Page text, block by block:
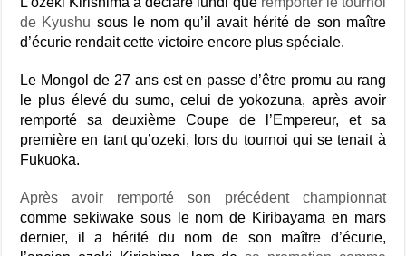
de Kyushu sous le nom qu’il avait hérité de son maître
d’écurie rendait cette victoire encore plus spéciale.
Le Mongol de 27 ans est en passe d’être promu au rang
le plus élevé du sumo, celui de yokozuna, après avoir
remporté sa deuxième Coupe de l’Empereur, et sa
première en tant qu’ozeki, lors du tournoi qui se tenait à
Fukuoka.
Après avoir remporté son précédent championnat
comme sekiwake sous le nom de Kiribayama en mars
dernier, il a hérité du nom de son maître d’écurie,